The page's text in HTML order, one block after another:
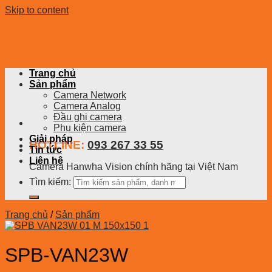
Skip to content
HOTLINE: 093 267 33 55
Camera Hanwha Vision chính hãng tại Việt Nam
Trang chủ
Sản phẩm
Camera Network
Camera Analog
Đầu ghi camera
Phụ kiện camera
Giải pháp
Tin tức
Liên hệ
Tìm kiếm:
Trang chủ / Sản phẩm
SPB-VAN23W